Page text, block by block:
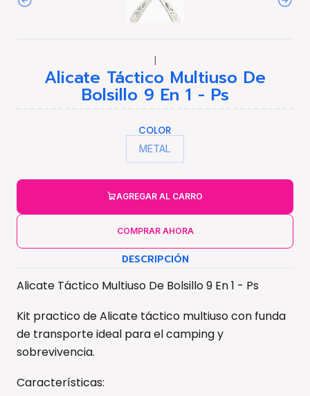
|
Alicate Táctico Multiuso De
Bolsillo 9 En 1 - Ps
COLOR
METAL
AGREGAR AL CARRO
COMPRAR AHORA
DESCRIPCIÓN
Alicate Táctico Multiuso De Bolsillo 9 En 1 - Ps
Kit practico de Alicate táctico multiuso con funda
de transporte ideal para el camping y
sobrevivencia.
Características: